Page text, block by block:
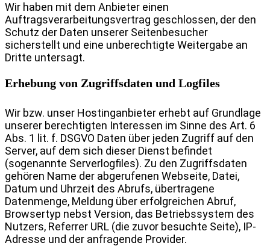
Wir haben mit dem Anbieter einen
Auftragsverarbeitungsvertrag geschlossen, der den
Schutz der Daten unserer Seitenbesucher
sicherstellt und eine unberechtigte Weitergabe an
Dritte untersagt.
Erhebung von Zugriffsdaten und Logfiles
Wir bzw. unser Hostinganbieter erhebt auf Grundlage
unserer berechtigten Interessen im Sinne des Art. 6
Abs. 1 lit. f. DSGVO Daten über jeden Zugriff auf den
Server, auf dem sich dieser Dienst befindet
(sogenannte Serverlogfiles). Zu den Zugriffsdaten
gehören Name der abgerufenen Webseite, Datei,
Datum und Uhrzeit des Abrufs, übertragene
Datenmenge, Meldung über erfolgreichen Abruf,
Browsertyp nebst Version, das Betriebssystem des
Nutzers, Referrer URL (die zuvor besuchte Seite), IP-
Adresse und der anfragende Provider.